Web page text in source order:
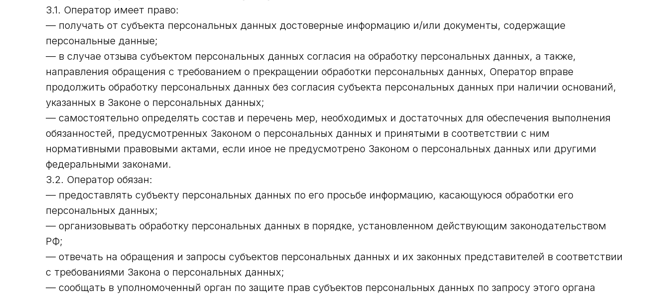
3.1. Оператор имеет право:
— получать от субъекта персональных данных достоверные информацию и/или документы, содержащие
персональные данные;
— в случае отзыва субъектом персональных данных согласия на обработку персональных данных, а также,
направления обращения с требованием о прекращении обработки персональных данных, Оператор вправе
продолжить обработку персональных данных без согласия субъекта персональных данных при наличии оснований,
указанных в Законе о персональных данных;
— самостоятельно определять состав и перечень мер, необходимых и достаточных для обеспечения выполнения
обязанностей, предусмотренных Законом о персональных данных и принятыми в соответствии с ним
нормативными правовыми актами, если иное не предусмотрено Законом о персональных данных или другими
федеральными законами.
3.2. Оператор обязан:
— предоставлять субъекту персональных данных по его просьбе информацию, касающуюся обработки его
персональных данных;
— организовывать обработку персональных данных в порядке, установленном действующим законодательством
РФ;
— отвечать на обращения и запросы субъектов персональных данных и их законных представителей в соответствии
с требованиями Закона о персональных данных;
— сообщать в уполномоченный орган по защите прав субъектов персональных данных по запросу этого органа